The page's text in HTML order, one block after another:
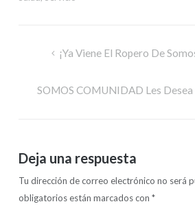
¡Ya Viene El Ropero De
SOMOS COMUNIDAD Les Desea
Deja una respuesta
Tu dirección de correo electrónico no será
obligatorios están marcados con*